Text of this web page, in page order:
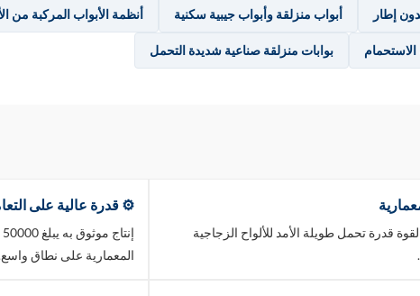
إطار أبواب منزلقة وأبواب جيبية سكنية أنظمة الأبواب المركبة من
الاستحمام بوابات منزلقة صناعية شديدة التحمل
قدرة تحمل طويلة الأمد للألواح الزجاجية
⚙️ قدرة عالية على
المعمارية على نطاق